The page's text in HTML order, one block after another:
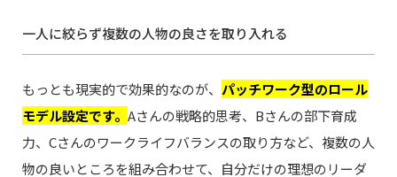
一人に絞らず複数の人物の良さを取り入れる
もっとも現実的で効果的なのが、 パッチワーク型のロール
モデル設定です。 Aさんの戦略的思考、Bさんの部下育成
力、Cさんのワークライフバランスの取り方など、複数の人
物の良いところを組み合わせて、自分だけの理想のリーダ